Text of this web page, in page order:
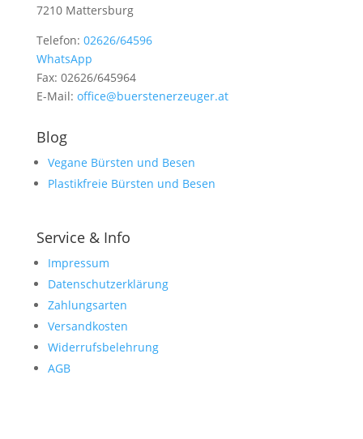
7210 Mattersburg
Telefon: 02626/64596
WhatsApp
Fax: 02626/645964
E-Mail: office@buerstenerzeuger.at
Blog
Vegane Bürsten und Besen
Plastikfreie Bürsten und Besen
Service & Info
Impressum
Datenschutzerklärung
Zahlungsarten
Versandkosten
Widerrufsbelehrung
AGB